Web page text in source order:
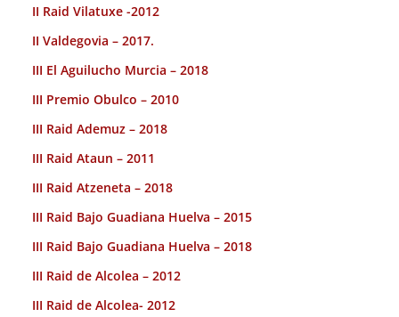
II Raid Vilatuxe -2012
II Valdegovia – 2017.
III El Aguilucho Murcia – 2018
III Premio Obulco – 2010
III Raid Ademuz – 2018
III Raid Ataun – 2011
III Raid Atzeneta – 2018
III Raid Bajo Guadiana Huelva – 2015
III Raid Bajo Guadiana Huelva – 2018
III Raid de Alcolea – 2012
III Raid de Alcolea- 2012